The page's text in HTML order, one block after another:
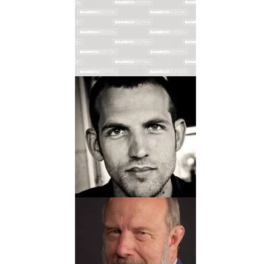
HADJIYANNAKIS
Biographie
Albums
Dessinateur
HAMO
Biographie
Albums
Scénariste
MICHEL
HIGNETTE